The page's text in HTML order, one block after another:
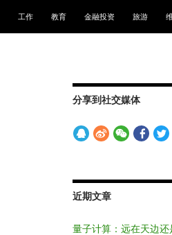
工作 教育 金融投资 旅游
分享到社交媒体
近期文章
量子计算：远在天边还